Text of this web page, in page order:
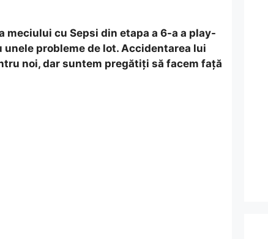
meciului cu Sepsi din etapa a 6-a a play-
probleme de lot. Accidentarea lui
noi, dar suntem pregătiți să facem față